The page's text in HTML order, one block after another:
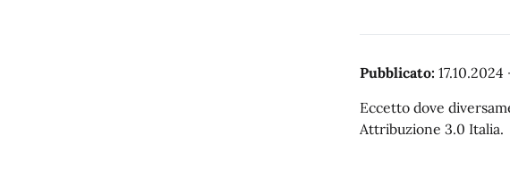
Pubblicato: 17.10.2024
Eccetto dove
Attribuzione 3.0 Italia.